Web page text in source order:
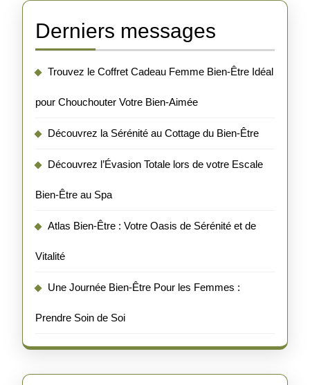
Derniers messages
Trouvez le Coffret Cadeau Femme Bien-Être Idéal
pour Chouchouter Votre Bien-Aimée
Découvrez la Sérénité au Cottage du Bien-Être
Découvrez l’Évasion Totale lors de votre Escale
Bien-Être au Spa
Atlas Bien-Être : Votre Oasis de Sérénité et de
Vitalité
Une Journée Bien-Être Pour les Femmes :
Prendre Soin de Soi